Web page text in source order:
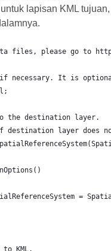
lapisan KML tujuan,
files, please go to
if necessary. It is
the destination layer.
destination layer does
=
KML.